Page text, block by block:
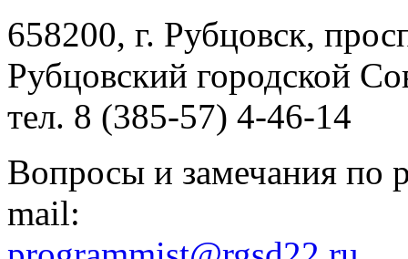
658200, г. Рубцовск,
Рубцовский городской
тел. 8 (385-57) 4-46-14
Вопросы и замечания по
mail: